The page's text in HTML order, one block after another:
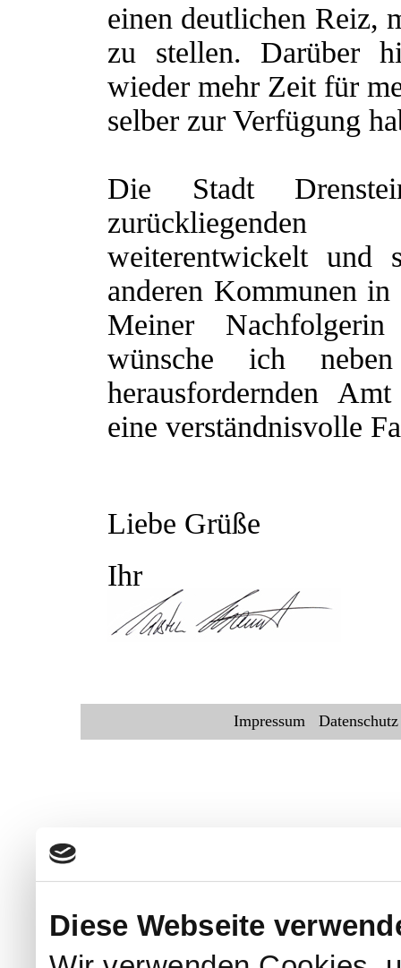
Diese Webseite
einen deutlichen Reiz,
zu stellen. Darüber
wieder mehr Zeit für
selber zur Verfügung
Die Stadt
weiterentwickelt und
anderen Kommunen
Meiner
wünsche ich
herausfordernden
eine verständnisvolle
Liebe Grüße
Ihr
Impressum Datenschutz